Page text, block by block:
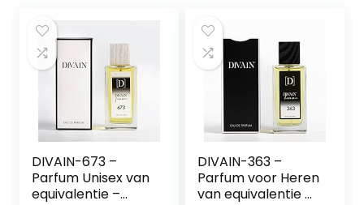
DIVAIN-673 –
Parfum Unisex van
equivalentie –
DIVAIN-363 –
Parfum voor Heren
van equivalentie –